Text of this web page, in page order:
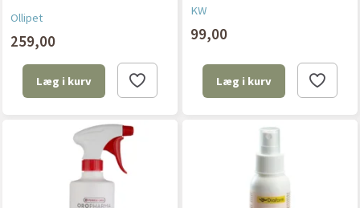
Ollipet
259,00
Læg i kurv
KW
99,00
Læg i kurv